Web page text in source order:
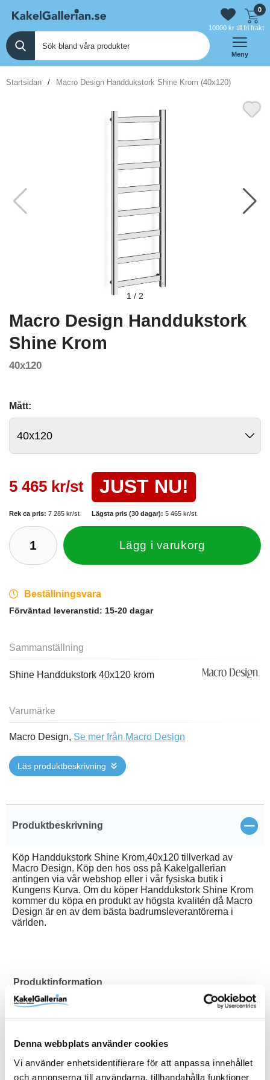
Denna webbplats använder cookies
Vi använder enhetsidentifierare för att anpassa innehållet
och annonserna till användarna, tillhandahålla funktioner
0
10000 kr till fri frakt
Meny
Startsidan Macro Design Handdukstork Shine Krom (40x120)
1 / 2
Macro Design Handdukstork
Shine Krom
40x120
Mått:
5 465 kr/st JUST NU!
Rek ca pris: 7 285 kr/st Lägsta pris (30 dagar): 5 465 kr/st
Lägg i varukorg
Beställningsvara
Förväntad leveranstid: 15-20 dagar
Sammanställning
Shine Handdukstork 40x120 krom
Varumärke
Macro Design, Se mer från Macro Design
Läs produktbeskrivning
Produktbeskrivning Stäng
Köp Handdukstork Shine Krom,40x120 tillverkad av
Macro Design. Köp den hos oss på Kakelgallerian
antingen via vår webshop eller i vår fysiska butik i
Kungens Kurva. Om du köper Handdukstork Shine Krom
kommer du köpa en produkt av högsta kvalitén då Macro
Design är en av dem bästa badrumsleverantörerna i
världen.
Produktinformation
Färg
Krom
Material
Stål
RSK 8684774
Serie Shine
Storlek 400x85x12000 mm
Typ Handdukstork
Varumärke Macro Design
Vikt (kg) 0 kg